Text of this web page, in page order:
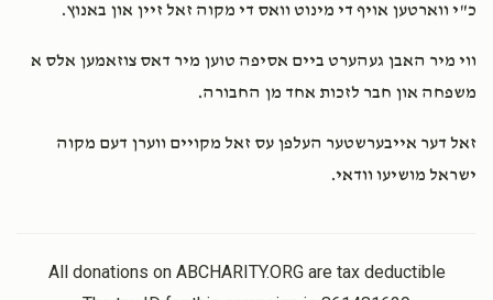
כ"י ווארטען אויף די מינוט וואס די מקוה זאל זיין און באנוץ.
ווי מיר האבן געהערט ביים אסיפה טוען מיר דאס צוזאמען אלס א
משפחה און חבר לזכות אחד מן החבורה.
זאל דער אייבערשטער העלפן עס זאל מקויים ווערן דעם מקוה
ישראל מושיעו וודאי.
All donations on ABCHARITY.ORG are tax deductible